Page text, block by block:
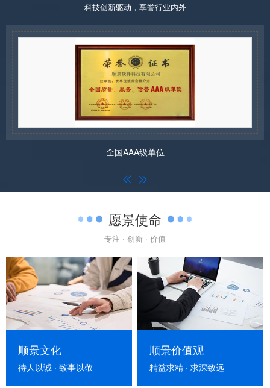
科技创新驱动，享誉行业内外
全国AAA级单位
 
愿景使命
专注 · 创新 · 价值
顺景文化
待人以诚 · 致事以敬
顺景价值观
精益求精 · 求深致远